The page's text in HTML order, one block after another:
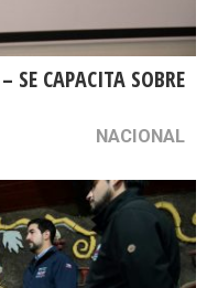
SE CAPACITA SOBRE
NACIONAL